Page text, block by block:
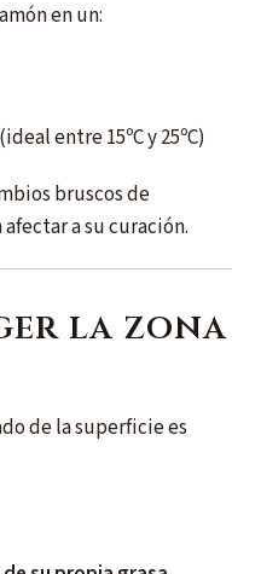
en un:
entre 15ºC y 25ºC)
bruscos de
a su curación.
la zona
de la superficie es